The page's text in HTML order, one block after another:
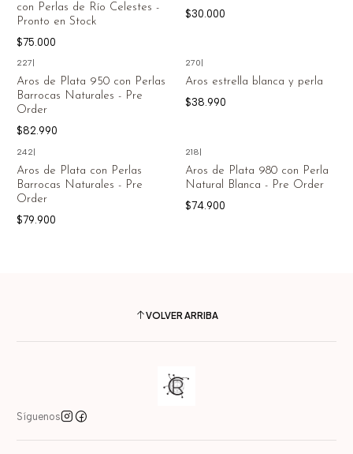
con Perlas de Río Celestes -
Pronto en Stock
$75.000
$30.000
227
Aros de Plata 950 con Perlas
Barrocas Naturales - Pre
Order
$82.990
270
Aros estrella blanca y perla
$38.990
242|
Aros de Plata con Perlas
Barrocas Naturales - Pre
Order
$79.900
218|
Aros de Plata 980 con Perla
Natural Blanca - Pre Order
$74.900
VOLVER ARRIBA
Síguenos